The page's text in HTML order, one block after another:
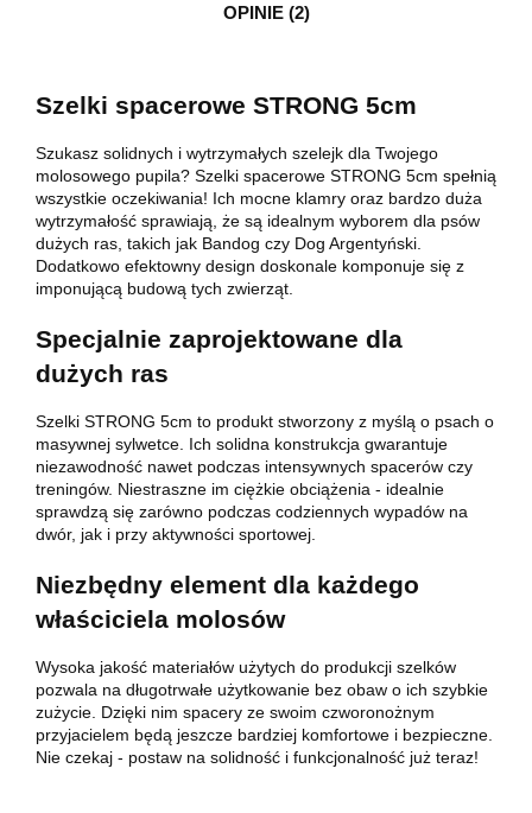
OPINIE (2)
Szelki spacerowe STRONG 5cm
Szukasz solidnych i wytrzymałych szelejk dla Twojego
molosowego pupila? Szelki spacerowe STRONG 5cm spełnią
wszystkie oczekiwania! Ich mocne klamry oraz bardzo duża
wytrzymałość sprawiają, że są idealnym wyborem dla psów
dużych ras, takich jak Bandog czy Dog Argentyński.
Dodatkowo efektowny design doskonale komponuje się z
imponującą budową tych zwierząt.
Specjalnie zaprojektowane dla
dużych ras
Szelki STRONG 5cm to produkt stworzony z myślą o psach o
masywnej sylwetce. Ich solidna konstrukcja gwarantuje
niezawodność nawet podczas intensywnych spacerów czy
treningów. Niestraszne im ciężkie obciążenia - idealnie
sprawdzą się zarówno podczas codziennych wypadów na
dwór, jak i przy aktywności sportowej.
Niezbędny element dla każdego
właściciela molosów
Wysoka jakość materiałów użytych do produkcji szelków
pozwala na długotrwałe użytkowanie bez obaw o ich szybkie
zużycie. Dzięki nim spacery ze swoim czworonożnym
przyjacielem będą jeszcze bardziej komfortowe i bezpieczne.
Nie czekaj - postaw na solidność i funkcjonalność już teraz!